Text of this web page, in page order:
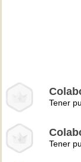
Tener
Tener